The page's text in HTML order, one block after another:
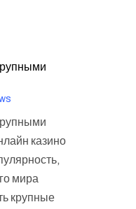
казино
мира
крупные